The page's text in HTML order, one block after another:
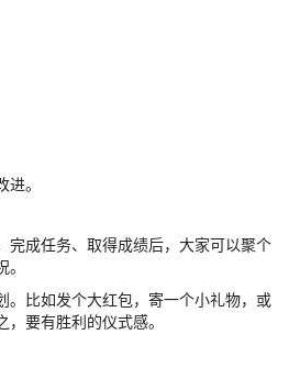
。
完成任务、取得成绩后，大家可以聚个
。比如发个大红包，寄一个小礼物，或
要有胜利的仪式感。